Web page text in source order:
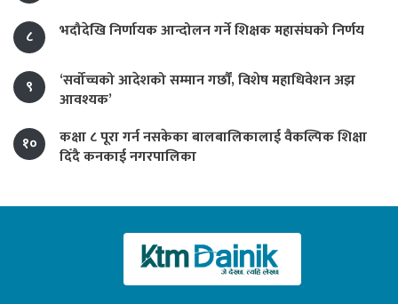
८ भदौदेखि निर्णायक आन्दोलन गर्ने शिक्षक महासंघको निर्णय
९
‘सर्वोच्चको आदेशको सम्मान गर्छौं, विशेष महाधिवेशन अझ
आवश्यक’
१०
कक्षा ८ पूरा गर्न नसकेका बालबालिकालाई वैकल्पिक शिक्षा
दिँदै कनकाई नगरपालिका